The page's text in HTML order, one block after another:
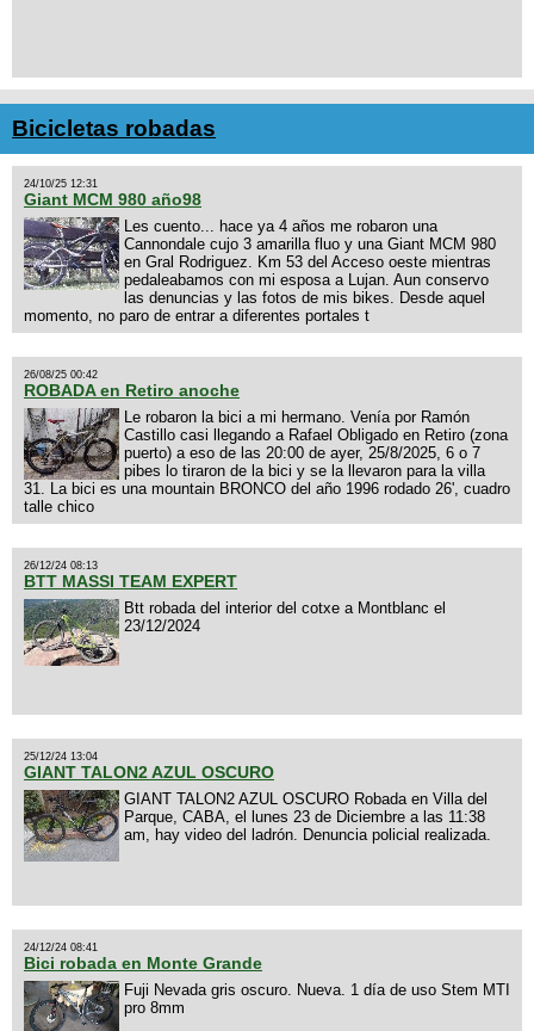
Bicicletas robadas
24/10/25 12:31
Giant MCM 980 año98
Les cuento... hace ya 4 años me robaron una
Cannondale cujo 3 amarilla fluo y una Giant MCM 980
en Gral Rodriguez. Km 53 del Acceso oeste mientras
pedaleabamos con mi esposa a Lujan. Aun conservo
las denuncias y las fotos de mis bikes. Desde aquel
momento, no paro de entrar a diferentes portales t
26/08/25 00:42
ROBADA en Retiro anoche
Le robaron la bici a mi hermano. Venía por Ramón
Castillo casi llegando a Rafael Obligado en Retiro (zona
puerto) a eso de las 20:00 de ayer, 25/8/2025, 6 o 7
pibes lo tiraron de la bici y se la llevaron para la villa
31. La bici es una mountain BRONCO del año 1996 rodado 26', cuadro
talle chico
26/12/24 08:13
BTT MASSI TEAM EXPERT
Btt robada del interior del cotxe a Montblanc el
23/12/2024
25/12/24 13:04
GIANT TALON2 AZUL OSCURO
GIANT TALON2 AZUL OSCURO Robada en Villa del
Parque, CABA, el lunes 23 de Diciembre a las 11:38
am, hay video del ladrón. Denuncia policial realizada.
24/12/24 08:41
Bici robada en Monte Grande
Fuji Nevada gris oscuro. Nueva. 1 día de uso Stem MTI
pro 8mm